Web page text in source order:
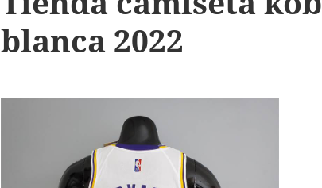
blanca 2022